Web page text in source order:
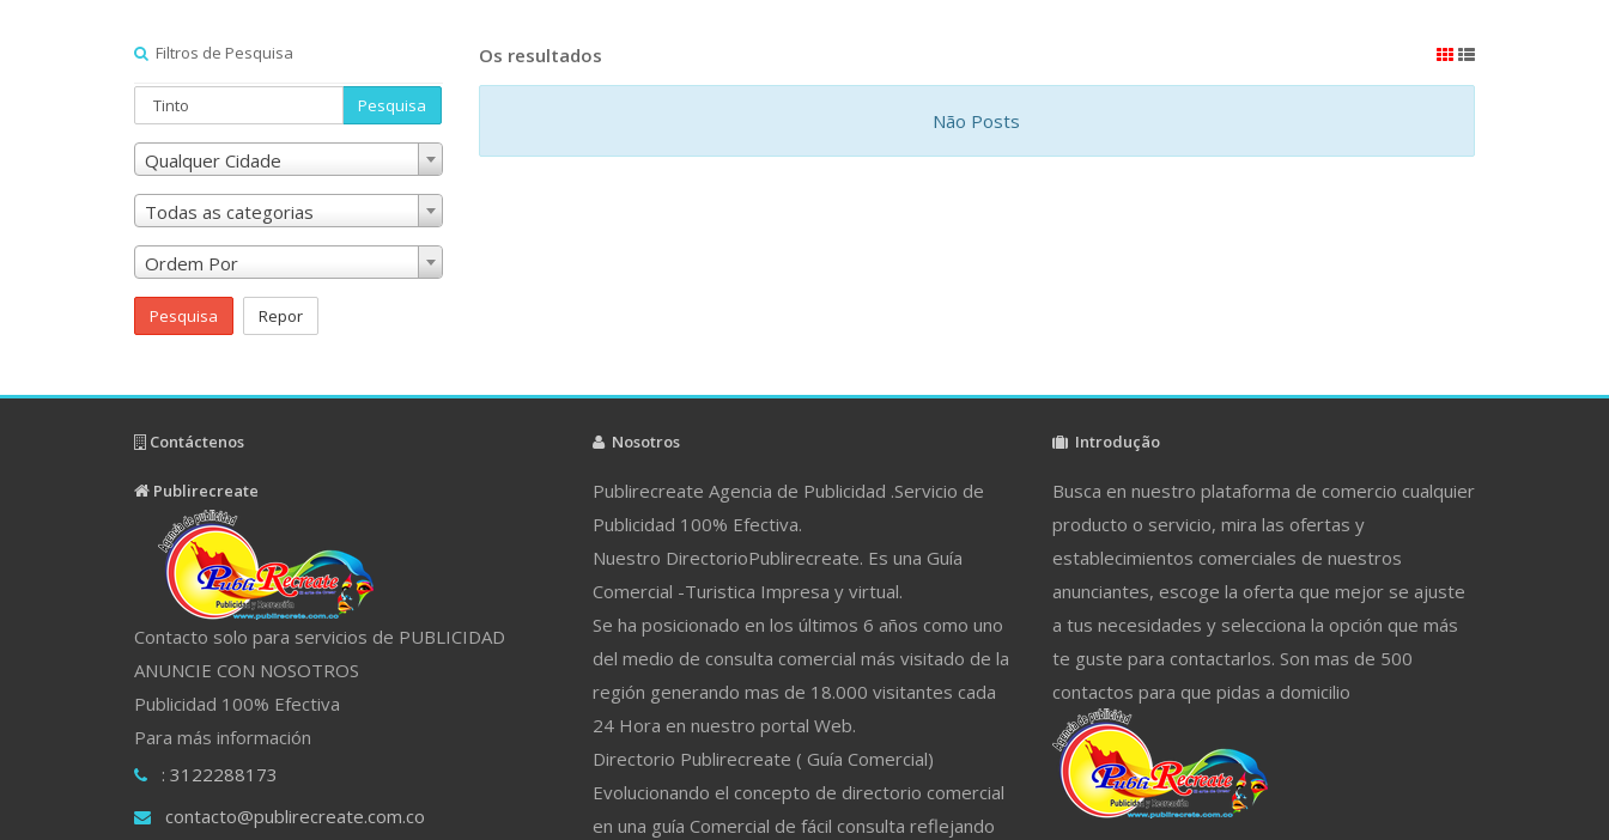
Filtros de Pesquisa
Pesquisa
Qualquer Cidade
Todas as categorias
Ordem Por
Pesquisa Repor
Os resultados
Não Posts
Contáctenos
Publirecreate
Contacto solo para servicios de PUBLICIDAD
ANUNCIE CON NOSOTROS
Publicidad 100% Efectiva
Para más información
: 3122288173
contacto@publirecreate.com.co
Nosotros
Publirecreate Agencia de Publicidad .Servicio de
Publicidad 100% Efectiva.
Nuestro DirectorioPublirecreate. Es una Guía
Comercial -Turistica Impresa y virtual.
Se ha posicionado en los últimos 6 años como uno
del medio de consulta comercial más visitado de la
región generando mas de 18.000 visitantes cada
24 Hora en nuestro portal Web.
Directorio Publirecreate ( Guía Comercial)
Evolucionando el concepto de directorio comercial
en una guía Comercial de fácil consulta reflejando
Introdução
Busca en nuestro plataforma de comercio cualquier
producto o servicio, mira las ofertas y
establecimientos comerciales de nuestros
anunciantes, escoge la oferta que mejor se ajuste
a tus necesidades y selecciona la opción que más
te guste para contactarlos. Son mas de 500
contactos para que pidas a domicilio